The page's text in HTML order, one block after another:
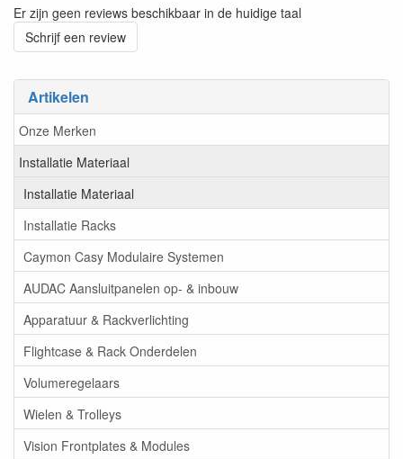
Artikelen
Onze Merken
Installatie Materiaal
Installatie Materiaal
Installatie Racks
Caymon Casy Modulaire Systemen
AUDAC Aansluitpanelen op- & inbouw
Apparatuur & Rackverlichting
Flightcase & Rack Onderdelen
Volumeregelaars
Wielen & Trolleys
Vision Frontplates & Modules
Er zijn geen reviews beschikbaar in de huidige taal
Schrijf een review